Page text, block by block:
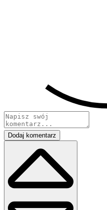
Dodaj komentarz